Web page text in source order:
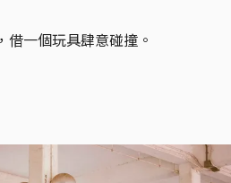
一個玩具肆意碰撞。